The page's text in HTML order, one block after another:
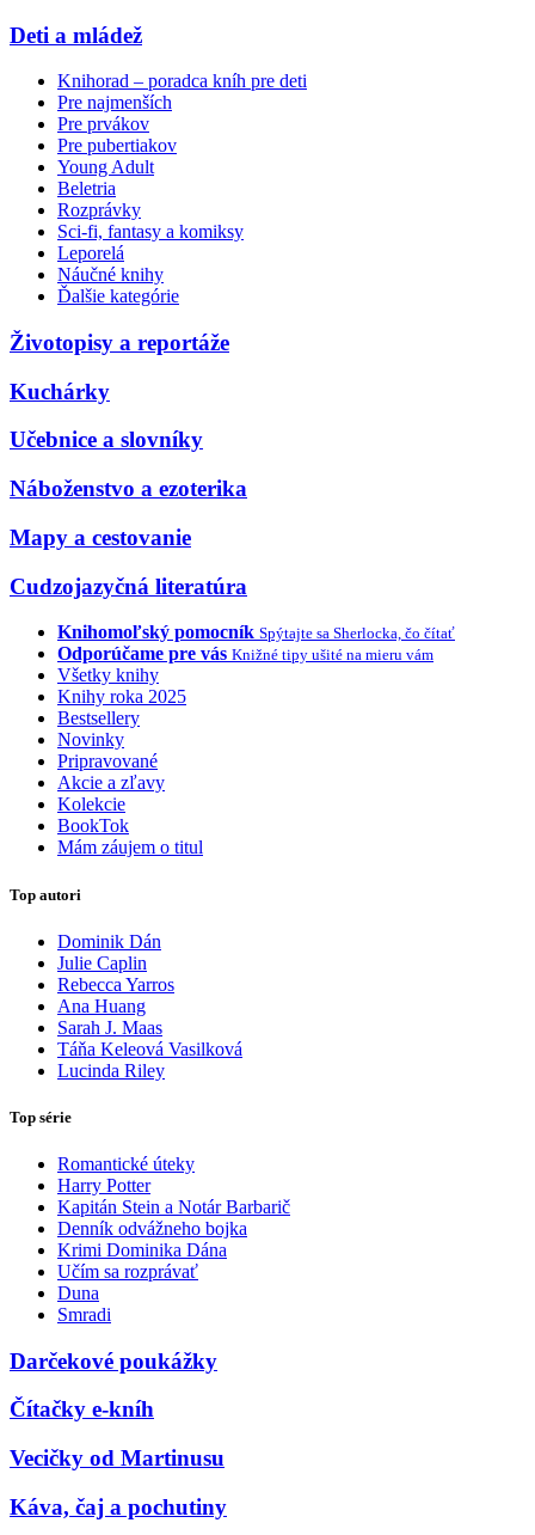
Deti a mládež
Knihorad – poradca kníh pre deti
Pre najmenších
Pre prvákov
Pre pubertiakov
Young Adult
Beletria
Rozprávky
Sci-fi, fantasy a komiksy
Leporelá
Náučné knihy
Ďalšie kategórie
Životopisy a reportáže
Kuchárky
Učebnice a slovníky
Náboženstvo a ezoterika
Mapy a cestovanie
Cudzojazyčná literatúra
Knihomoľský pomocník Spýtajte sa Sherlocka, čo čítať
Odporúčame pre vás Knižné tipy ušité na mieru vám
Všetky knihy
Knihy roka 2025
Bestsellery
Novinky
Pripravované
Akcie a zľavy
Kolekcie
BookTok
Mám záujem o titul
Top autori
Dominik Dán
Julie Caplin
Rebecca Yarros
Ana Huang
Sarah J. Maas
Táňa Keleová Vasilková
Lucinda Riley
Top série
Romantické úteky
Harry Potter
Kapitán Stein a Notár Barbarič
Denník odvážneho bojka
Krimi Dominika Dána
Učím sa rozprávať
Duna
Smradi
Darčekové poukážky
Čítačky e-kníh
Vecičky od Martinusu
Káva, čaj a pochutiny